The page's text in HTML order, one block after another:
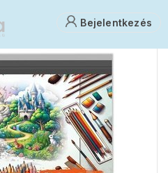
Bejelentkezés